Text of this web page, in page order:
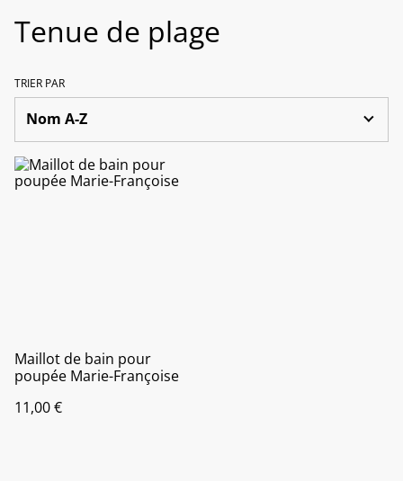
Tenue de plage
TRIER PAR
Maillot de bain pour
poupée Marie-Françoise
11,00 €